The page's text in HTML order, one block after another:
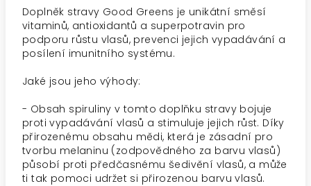
Doplněk stravy Good Greens je unikátní směsí
vitaminů, antioxidantů a superpotravin pro
podporu růstu vlasů, prevenci jejich vypadávání a
posílení imunitního systému.
Jaké jsou jeho výhody:
- Obsah spiruliny v tomto doplňku stravy bojuje
proti vypadávání vlasů a stimuluje jejich růst. Díky
přirozenému obsahu mědi, která je zásadní pro
tvorbu melaninu (zodpovědného za barvu vlasů)
působí proti předčasnému šedivění vlasů, a může
ti tak pomoci udržet si přirozenou barvu vlasů.